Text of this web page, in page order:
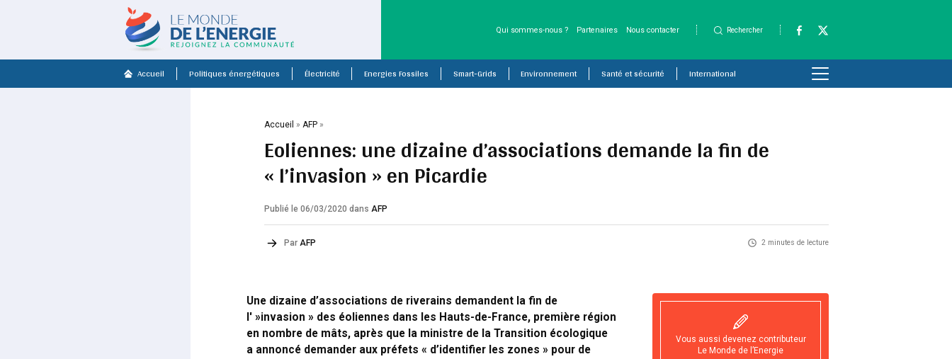
Qui sommes-nous ? Partenaires Nous contacter Rechercher
Accueil Politiques énergétiques Électricité Energies Fossiles Smart-Grids Environnement Santé et sécurité International
Accueil »AFP »
Eoliennes: une dizaine d’associations demande la fin de
« l’invasion » en Picardie
Publié le 06/03/2020dans AFP
Par AFP 2 minutes de lecture
Une dizaine d’associations de riverains demandent la fin de
l' »invasion » des éoliennes dans les Hauts-de-France, première région
en nombre de mâts, après que la ministre de la Transition écologique
a annoncé demander aux préfets « d’identifier les zones » pour de
Vous aussi devenez contributeur
Le Monde de l’Energie